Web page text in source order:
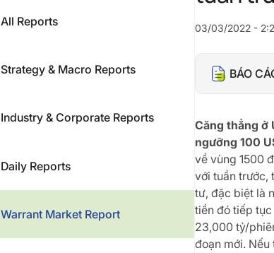
All Reports
Strategy & Macro Reports
Industry & Corporate Reports
Daily Reports
Warrant Market Report
03/03/2022 -
BÁO
Căng thẳng ở
ngưỡng 100
về vùng 1500
với tuần trước,
tư, đặc biệt là
tiền đó tiếp
23,000 tỷ/
đoạn mới.